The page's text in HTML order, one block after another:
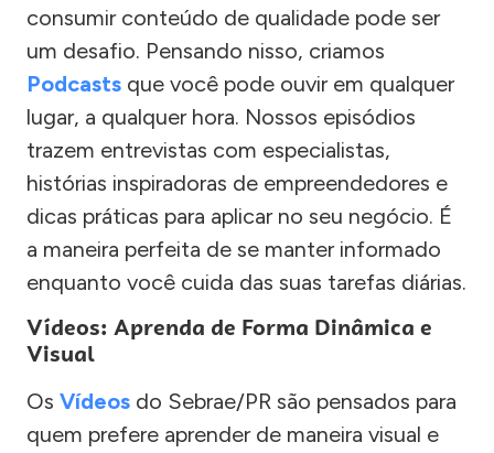
consumir conteúdo de qualidade pode ser
um desafio. Pensando nisso, criamos
Podcasts que você pode ouvir em qualquer
lugar, a qualquer hora. Nossos episódios
trazem entrevistas com especialistas,
histórias inspiradoras de empreendedores e
dicas práticas para aplicar no seu negócio. É
a maneira perfeita de se manter informado
enquanto você cuida das suas tarefas diárias.
Vídeos: Aprenda de Forma Dinâmica e
Visual
Os Vídeos do Sebrae/PR são pensados para
quem prefere aprender de maneira visual e